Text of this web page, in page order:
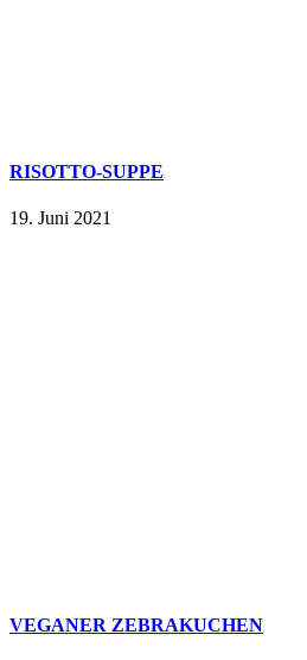
RISOTTO-SUPPE
19. Juni 2021
VEGANER ZEBRAKUCHEN